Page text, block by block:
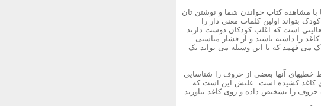
با مشاهده کتاب خواندن شما و نوشتن تان
بتواند اولین کلمات معنی دار را
است که اغلب کودکان دوست دارند.
را داشته باشند و از فشار مناسبی
می فهمد که با این وسیله می تواند یک
خط خطیهای آنها بعضی از حروف را شناسایی
کاغذ کشیده است. علتش این است که
حروف را تشخیص داده و روی کاغذ بیاورند.